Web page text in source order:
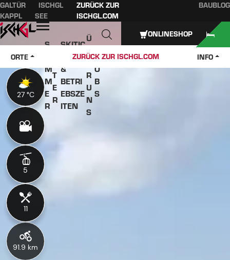
Hauptinhalt
Inhaltsverzeichnis
Hauptnavigation
Inhaltsverzeichnis
GALTÜR
ISCHGL
KAPPL
SEE
ZURÜCK ZUR
ISCHGL.COM
BAUBLOG
Öffnen
S
M
M
E
R
T
E
R
SKITIC
KETS
&
BETRI
EBSZE
ITEN
Ü
B
E
R
U
N
S
J
O
B
S
ORTE ZURÜCK ZUR ISCHGL.COM INFO
ONLINESHOP
27 °C
5
11
91.9 km
27 °C
5
11